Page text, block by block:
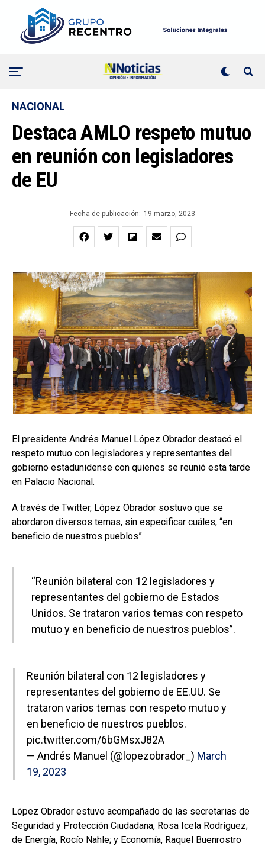
NACIONAL
Destaca AMLO respeto mutuo
en reunión con legisladores
de EU
Fecha de publicación: 19 marzo, 2023
El presidente Andrés Manuel López Obrador destacó el
respeto mutuo con legisladores y representantes del
gobierno estadunidense con quienes se reunió esta tarde
en Palacio Nacional.
A través de Twitter, López Obrador sostuvo que se
abordaron diversos temas, sin especificar cuáles, “en
beneficio de nuestros pueblos”.
“Reunión bilateral con 12 legisladores y
representantes del gobierno de Estados
Unidos. Se trataron varios temas con respeto
mutuo y en beneficio de nuestros pueblos”.
Reunión bilateral con 12 legisladores y
representantes del gobierno de EE.UU. Se
trataron varios temas con respeto mutuo y
en beneficio de nuestros pueblos.
pic.twitter.com/6bGMsxJ82A
— Andrés Manuel (@lopezobrador_) March
19, 2023
López Obrador estuvo acompañado de las secretarias de
Seguridad y Protección Ciudadana, Rosa Icela Rodríguez;
de Energía, Rocío Nahle; y Economía, Raquel Buenrostro